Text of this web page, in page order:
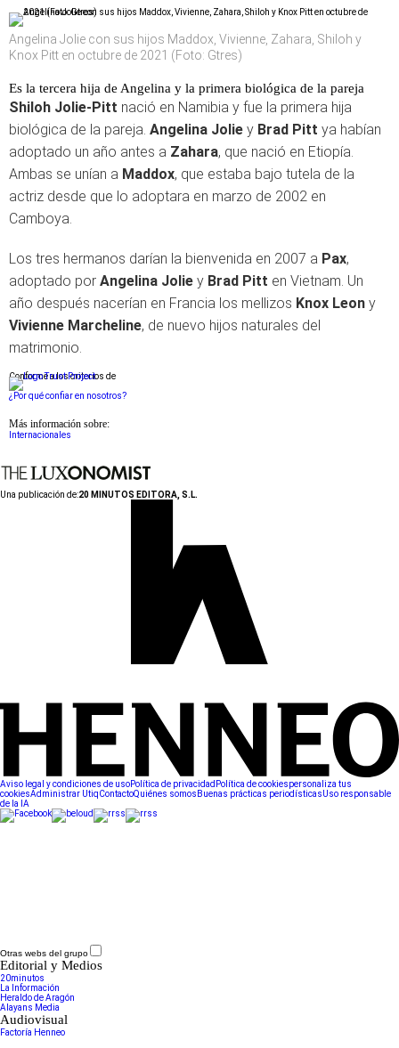
Angelina Jolie con sus hijos Maddox, Vivienne, Zahara, Shiloh y
Knox Pitt en octubre de 2021 (Foto: Gtres)
Es la tercera hija de Angelina y la primera biológica de la pareja
Shiloh Jolie-Pitt nació en Namibia y fue la primera hija
biológica de la pareja. Angelina Jolie y Brad Pitt ya habían
adoptado un año antes a Zahara, que nació en Etiopía.
Ambas se unían a Maddox, que estaba bajo tutela de la
actriz desde que lo adoptara en marzo de 2002 en
Camboya.
Los tres hermanos darían la bienvenida en 2007 a Pax,
adoptado por Angelina Jolie y Brad Pitt en Vietnam. Un
año después nacerían en Francia los mellizos Knox Leon y
Vivienne Marcheline, de nuevo hijos naturales del
matrimonio.
Conforme a los criterios de
¿Por qué confiar en nosotros?
Más información sobre:
Internacionales
Una publicación de:20 MINUTOS EDITORA, S.L.
Aviso legal y condiciones de usoPolítica de privacidad Política de cookiespersonaliza tus
cookiesAdministrar UtiqContactoQuiénes somos Buenas prácticas periodísticasUso responsable
de la IA
Otras webs del grupo
Editorial y Medios
20minutos
La Información
Heraldo de Aragón
Alayans Media
Audiovisual
Factoría Henneo